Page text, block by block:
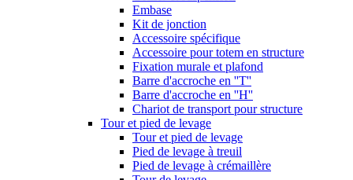
Embase
Kit de jonction
Accessoire spécifique
Accessoire pour totem en structure
Fixation murale et plafond
Barre d'accroche en ''T''
Barre d'accroche en ''H''
Chariot de transport pour structure
Tour et pied de levage
Tour et pied de levage
Pied de levage à treuil
Pied de levage à crémaillère